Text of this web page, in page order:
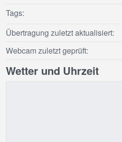
Tags:
Übertragung zuletzt aktualisiert:
Webcam zuletzt geprüft:
Wetter und Uhrzeit